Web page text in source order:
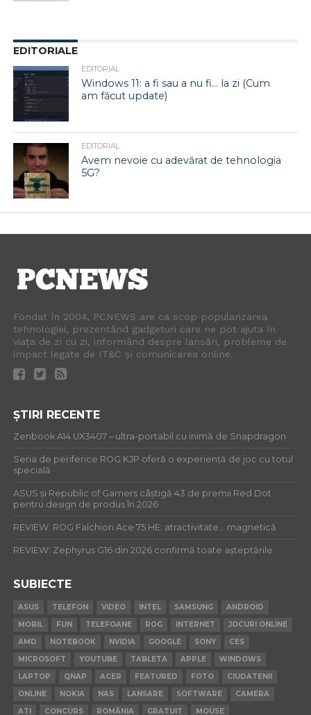
EDITORIALE
EDITORIAL
Windows 11: a fi sau a nu fi… la zi (Cum
am făcut update)
EDITORIAL
Avem nevoie cu adevărat de tehnologia
5G?
Fondat în 2004, PCNEWS are ca scop popularizarea
tehnologiei, prezentând gadgeturi care ne pot ajuta în
viața de zi cu zi, informând despre lansări, probleme de
impact legate de IT&C și comunicarea online.
ȘTIRI RECENTE
Zenbook A14 UX3407 – ultra-portabil cu inimă de Snapdragon
Seria de periferice ROG KJP oferă o experiență de joc cu totul
specială
ASUS și Republic of Gamers câștigă 43 de premii Red Dot
pentru design de produs în 2026
REVIEW: ROG Falchion Ace 75 HE: atractivitate… magnetică
REVIEW: Zephyrus G16 din 2026 confirmă toate așteptările
SUBIECTE
ASUS TELEFON VIDEO INTEL SAMSUNG
ANDROID
MOBIL
FUN TELEFOANE ROG INTERNET
JOCURI ONLINE
AMD
NOTEBOOK NVIDIA GOOGLE SONY
CES
MICROSOFT
YOUTUBE TABLETA APPLE
WINDOWS
LAPTOP
QNAP ACER FEATURED FOTO
CIUDATENII
ONLINE
NOKIA NAS LANSARE SOFTWARE
CAMERA
ATI
CONCURS ROMÂNIA GRATUIT MOUSE